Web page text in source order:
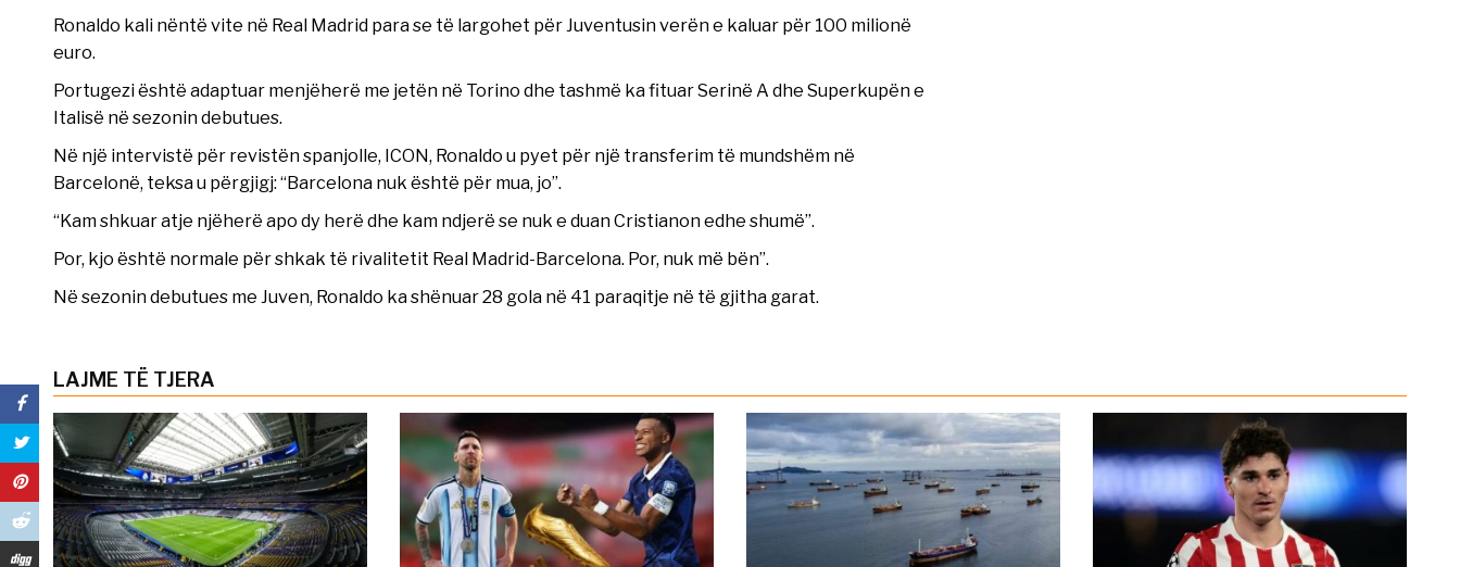
Ronaldo kali nëntë vite në Real Madrid para se të largohet për Juventusin verën e kaluar për 100 milionë
euro.
Portugezi është adaptuar menjëherë me jetën në Torino dhe tashmë ka fituar Serinë A dhe Superkupën e
Italisë në sezonin debutues.
Në një intervistë për revistën spanjolle, ICON, Ronaldo u pyet për një transferim të mundshëm në
Barcelonë, teksa u përgjigj: “Barcelona nuk është për mua, jo”.
“Kam shkuar atje njëherë apo dy herë dhe kam ndjerë se nuk e duan Cristianon edhe shumë”.
Por, kjo është normale për shkak të rivalitetit Real Madrid-Barcelona. Por, nuk më bën”.
Në sezonin debutues me Juven, Ronaldo ka shënuar 28 gola në 41 paraqitje në të gjitha garat.
LAJME TË TJERA